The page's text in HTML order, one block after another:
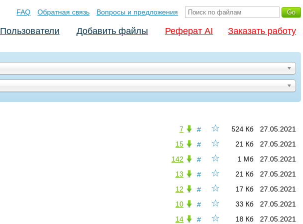
FAQ Обратная связь Вопросы и предложения
Пользователи Добавить файлы Реферат AI Заказать работу
☆
# 27.05.2021
524 Кб
7
☆
# 27.05.2021
21 Кб
15
☆
# 27.05.2021
1 Мб
142
☆
# 27.05.2021
21 Кб
13
☆
# 27.05.2021
17 Кб
12
☆
# 27.05.2021
33 Кб
10
☆
# 27.05.2021
18 Кб
14